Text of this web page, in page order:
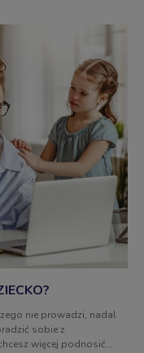
nie prowadzi, nadal
sobie z
więcej podnosić